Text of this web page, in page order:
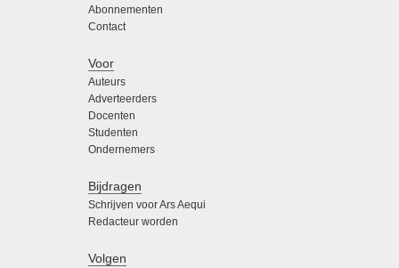
Abonnementen
Contact
Voor
Auteurs
Adverteerders
Docenten
Studenten
Ondernemers
Bijdragen
Schrijven voor Ars Aequi
Redacteur worden
Volgen